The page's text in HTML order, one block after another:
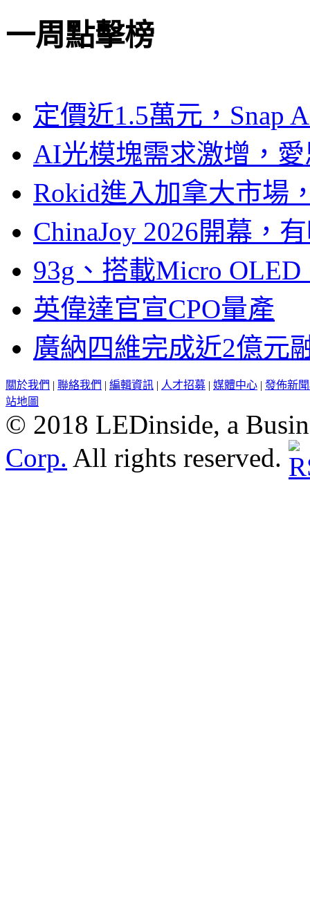
一周點擊榜
定價近1.5萬元，Snap
AI光模塊需求激增，
Rokid進入加拿大市場
ChinaJoy 2026開幕，
93g、搭載Micro
英偉達官宣CPO量產
廣納四維完成近2億元
關於我們 | 聯絡我們 | 編輯資訊 | 人才招募 | 媒體中心 | 發佈新
站地圖
© 2018 LEDinside, a
Corp. All rights reserved.